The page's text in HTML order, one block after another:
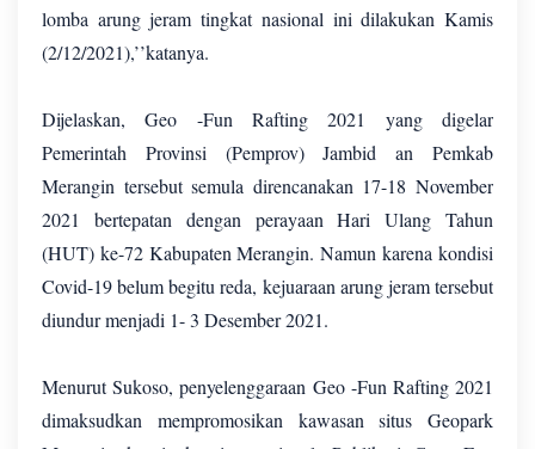
lomba arung jeram tingkat nasional ini dilakukan Kamis
(2/12/2021),’’katanya.
Dijelaskan, Geo -Fun Rafting 2021 yang digelar
Pemerintah Provinsi (Pemprov) Jambid an Pemkab
Merangin tersebut semula direncanakan 17-18 November
2021 bertepatan dengan perayaan Hari Ulang Tahun
(HUT) ke-72 Kabupaten Merangin. Namun karena kondisi
Covid-19 belum begitu reda, kejuaraan arung jeram tersebut
diundur menjadi 1- 3 Desember 2021.
Menurut Sukoso, penyelenggaraan Geo -Fun Rafting 2021
dimaksudkan mempromosikan kawasan situs Geopark